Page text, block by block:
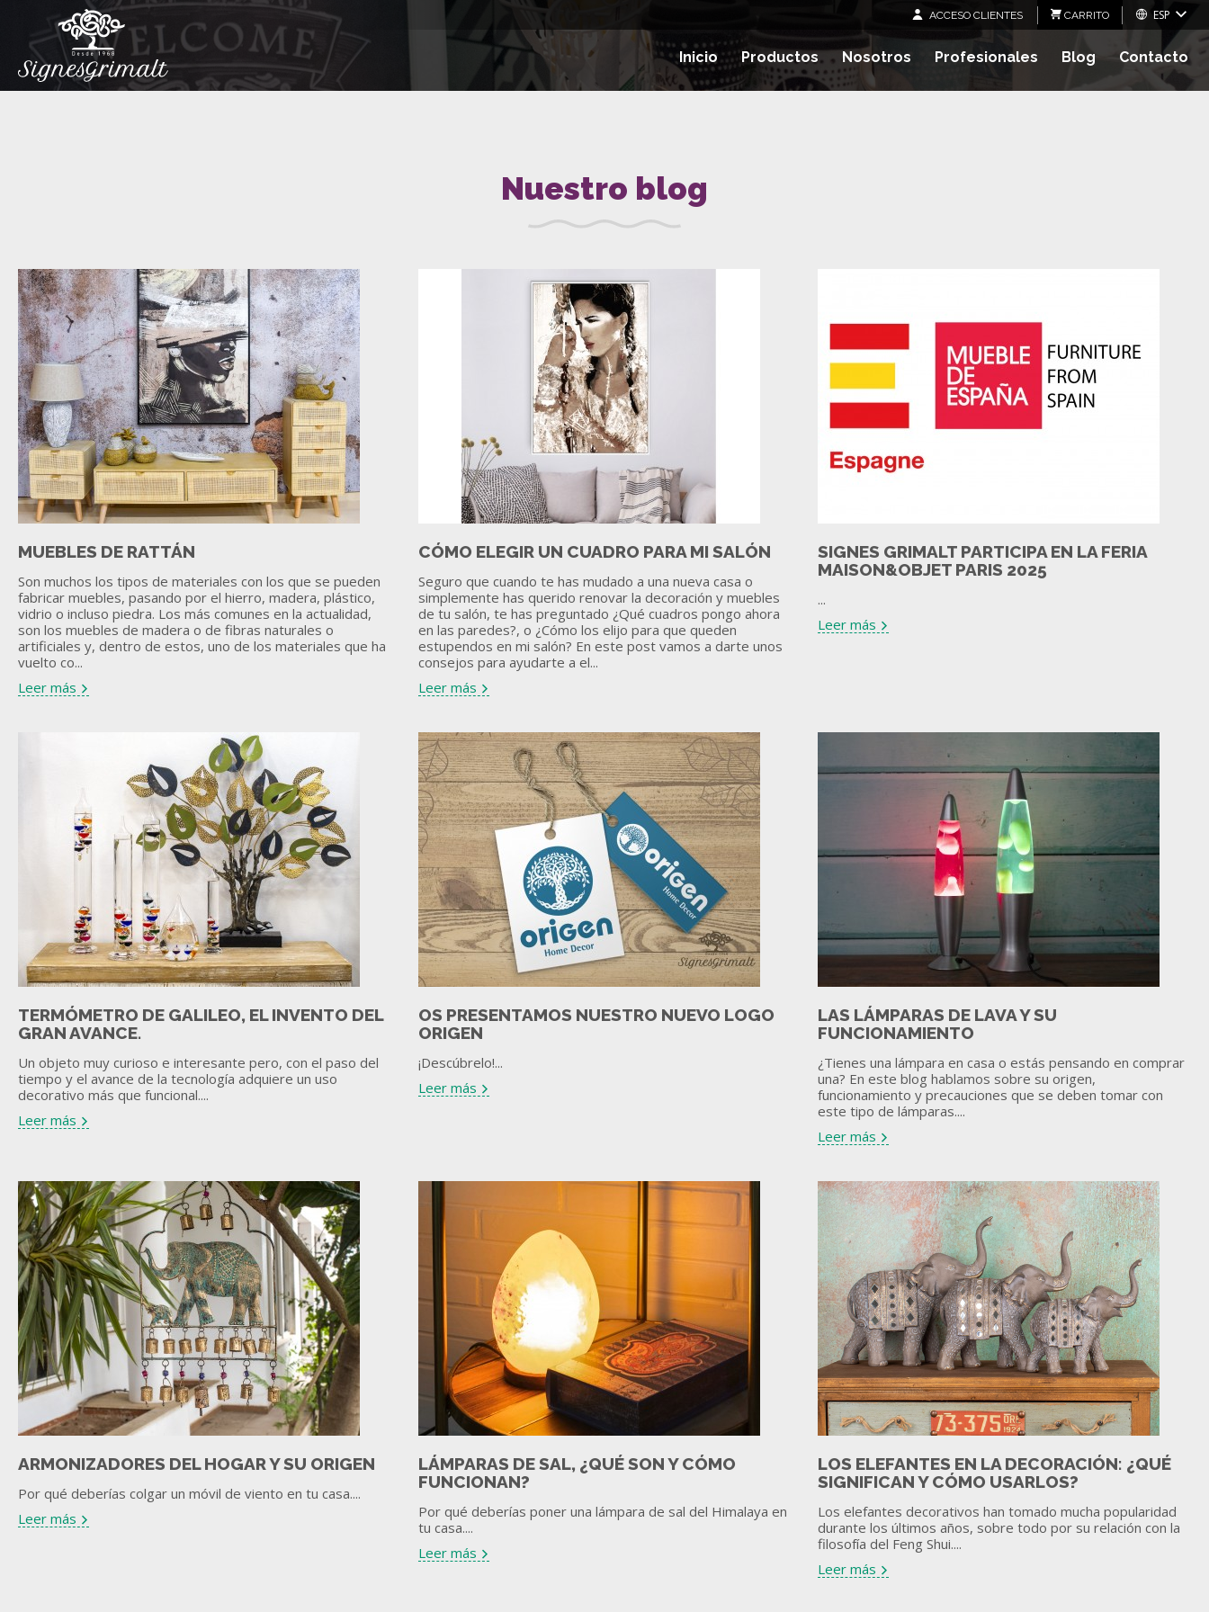
ACCESO CLIENTES CARRITO ESP
Inicio Productos Nosotros Profesionales Blog Contacto
Nuestro blog
MUEBLES DE RATTÁN
Son muchos los tipos de materiales con los que se pueden
fabricar muebles, pasando por el hierro, madera, plástico,
vidrio o incluso piedra. Los más comunes en la actualidad,
son los muebles de madera o de fibras naturales o
artificiales y, dentro de estos, uno de los materiales que ha
vuelto co...
Leer más
CÓMO ELEGIR UN CUADRO PARA MI SALÓN
Seguro que cuando te has mudado a una nueva casa o
simplemente has querido renovar la decoración y muebles
de tu salón, te has preguntado ¿Qué cuadros pongo ahora
en las paredes?, o ¿Cómo los elijo para que queden
estupendos en mi salón? En este post vamos a darte unos
consejos para ayudarte a el...
Leer más
SIGNES GRIMALT PARTICIPA EN LA FERIA
MAISON&OBJET PARIS 2025
...
Leer más
TERMÓMETRO DE GALILEO, EL INVENTO DEL
GRAN AVANCE.
Un objeto muy curioso e interesante pero, con el paso del
tiempo y el avance de la tecnología adquiere un uso
decorativo más que funcional....
Leer más
OS PRESENTAMOS NUESTRO NUEVO LOGO
ORIGEN
¡Descúbrelo!...
Leer más
LAS LÁMPARAS DE LAVA Y SU
FUNCIONAMIENTO
¿Tienes una lámpara en casa o estás pensando en comprar
una? En este blog hablamos sobre su origen,
funcionamiento y precauciones que se deben tomar con
este tipo de lámparas....
Leer más
ARMONIZADORES DEL HOGAR Y SU ORIGEN
Por qué deberías colgar un móvil de viento en tu casa....
Leer más
LÁMPARAS DE SAL, ¿QUÉ SON Y CÓMO
FUNCIONAN?
Por qué deberías poner una lámpara de sal del Himalaya en
tu casa....
Leer más
LOS ELEFANTES EN LA DECORACIÓN: ¿QUÉ
SIGNIFICAN Y CÓMO USARLOS?
Los elefantes decorativos han tomado mucha popularidad
durante los últimos años, sobre todo por su relación con la
filosofía del Feng Shui....
Leer más